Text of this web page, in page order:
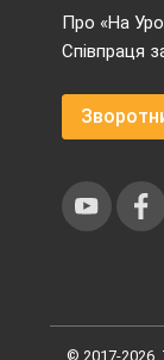
Про «На
Співпраця
© 2017-